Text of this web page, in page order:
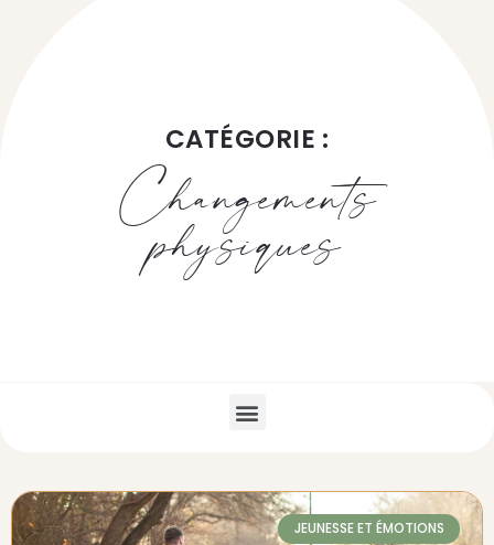
CATÉGORIE :
Changements
physiques
JEUNESSE ET ÉMOTIONS